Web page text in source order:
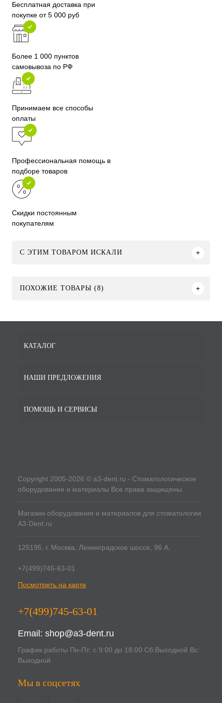
Бесплатная доставка при
покупке от 5 000 руб
Более 1 000 пунктов
самовывоза по РФ
Принимаем все способы
оплаты
Профессиональная помощь в
подборе товаров
Скидки постоянным
покупателям
C ЭТИМ ТОВАРОМ ИСКАЛИ
ПОХОЖИЕ ТОВАРЫ (8)
КАТАЛОГ
НАШИ ПРЕДЛОЖЕНИЯ
ПОМОЩЬ И СЕРВИСЫ
Copyright 2005-2026 © a3-dent.ru - Стоматологическое
оборудование и материалы Все права защищены.
Магазин оборудования и материалов для стоматологии
A3-Dent.ru
125195, г. Москва, Ленинградское шоссе, 96 А.
+7(499)745-63-01
Посмотреть на карте
+7(499)745-63-01
Email: shop@a3-dent.ru
График работы Пн-Пт: с 9:00 до 18:00 Сб:Выходной Вс:
Выходной
Мы в соцсетях